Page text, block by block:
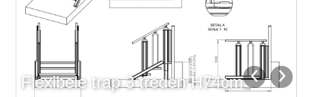
Flexibele trap 3 treden H74cm